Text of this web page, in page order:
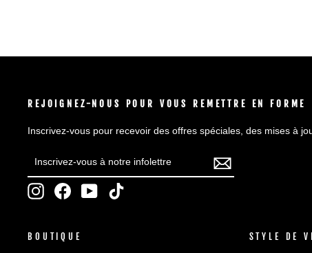
REJOIGNEZ-NOUS POUR VOUS REMETTRE EN FORME
Inscrivez-vous pour recevoir des offres spéciales, des mises à
VOUS
À
NOTRE
InstagramFacebookYouTube
BOUTIQUE STYLE DE